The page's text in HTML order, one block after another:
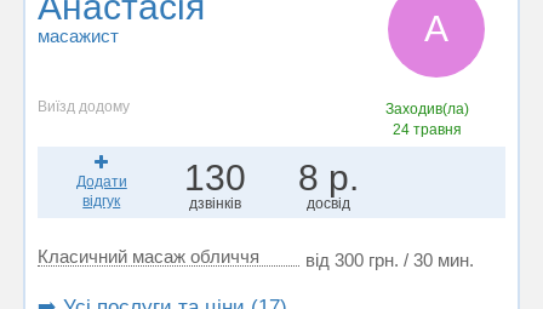
масажист А
Виїзд додому
Заходив(ла)
24 травня
Додати
відгук
130
дзвінків
8 р.
досвід
Класичний масаж обличчя від 300 грн. / 30 мин.